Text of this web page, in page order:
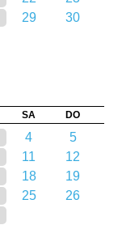
29 30
SA DO
4
5
11
12
18
19
25
26